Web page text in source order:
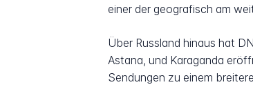
einer der geografisch am
Über Russland hinaus hat
Astana, und Karaganda
Sendungen zu einem